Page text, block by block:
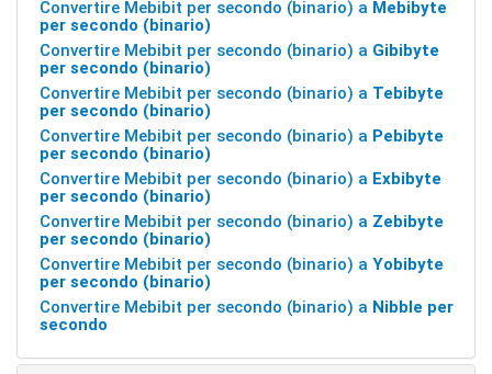
Convertire Mebibit per secondo (binario) a Mebibyte
per secondo (binario)
Convertire Mebibit per secondo (binario) a Gibibyte
per secondo (binario)
Convertire Mebibit per secondo (binario) a Tebibyte
per secondo (binario)
Convertire Mebibit per secondo (binario) a Pebibyte
per secondo (binario)
Convertire Mebibit per secondo (binario) a Exbibyte
per secondo (binario)
Convertire Mebibit per secondo (binario) a Zebibyte
per secondo (binario)
Convertire Mebibit per secondo (binario) a Yobibyte
per secondo (binario)
Convertire Mebibit per secondo (binario) a Nibble per
secondo